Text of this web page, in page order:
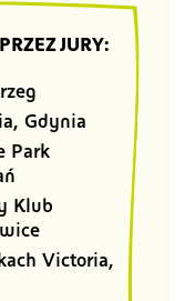
JURY:
Gdynia
Park
Klub
Victoria,